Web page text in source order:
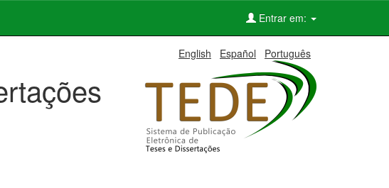
Entrar em:
English Español Português